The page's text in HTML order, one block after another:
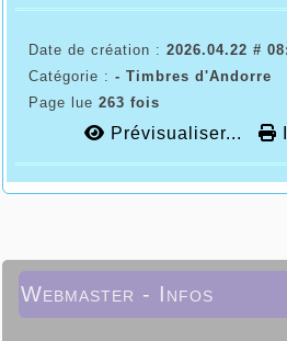
Date de création : 2026.04.22 #
Catégorie : - Timbres d'Andorre
Page lue 263 fois
Prévisualiser...
Webmaster - Infos